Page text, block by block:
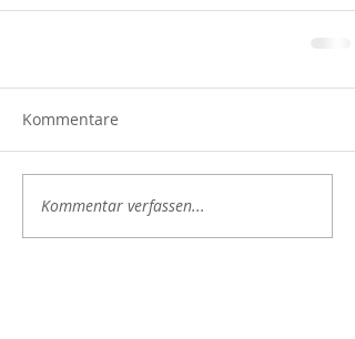
Kommentare
Kommentar verfassen...